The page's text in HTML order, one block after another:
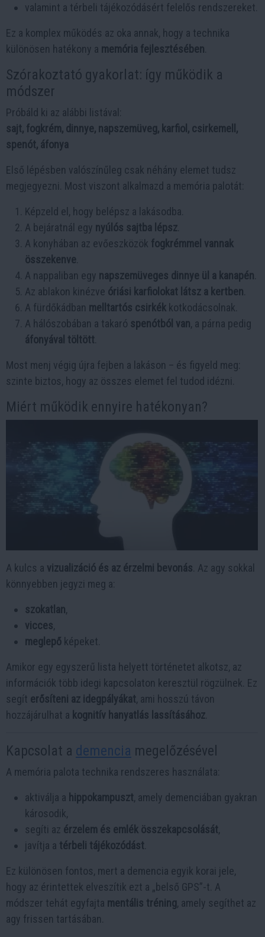
valamint a térbeli tájékozódásért felelős rendszereket.
Ez a komplex működés az oka annak, hogy a technika
különösen hatékony a memória fejlesztésében
Szórakoztató gyakorlat: így működik a
módszer
Próbáld ki az alábbi listával:
sajt, fogkrém, dinnye, napszemüveg, karfiol, csirkemell,
spenót, áfonya
Első lépésben valószínűleg csak néhány elemet tudsz
megjegyezni. Most viszont alkalmazd a memória palotát:
Képzeld el, hogy belépsz a lakásodba.
A bejáratnál egy nyúlós sajtba lépsz
A konyhában az evőeszközök fogkrémmel vannak
összekenve
A nappaliban egy napszemüveges dinnye ül a kanapén
Az ablakon kinézve óriási karfiolokat látsz a kertben
A fürdőkádban melltartós csirkék kotkodácsolnak.
A hálószobában a takaró spenótból van, a párna pedig
áfonyával töltött
Most menj végig újra fejben a lakáson – és figyeld meg:
szinte biztos, hogy az összes elemet fel tudod idézni.
Miért működik ennyire hatékonyan?
A kulcs a vizualizáció és az érzelmi bevonás . Az agy sokkal
könnyebben jegyzi meg a:
szokatlan,
vicces,
meglepő képeket.
Amikor egy egyszerű lista helyett történetet alkotsz, az
információk több idegi kapcsolaton keresztül rögzülnek. Ez
segít erősíteni az idegpályákat, ami hosszú távon
hozzájárulhat a kognitív hanyatlás lassításához
Kapcsolat a demencia megelőzésével
A memória palota technika rendszeres használata:
aktiválja a hippokampuszt, amely demenciában gyakran
károsodik,
segíti az érzelem és emlék összekapcsolását,
javítja a térbeli tájékozódást
Ez különösen fontos, mert a demencia egyik korai jele,
hogy az érintettek elveszítik ezt a „belső GPS”-t. A
módszer tehát egyfajta mentális tréning, amely segíthet az
agy frissen tartásában.